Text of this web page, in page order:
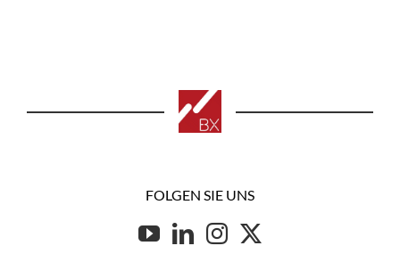
FOLGEN SIE UNS